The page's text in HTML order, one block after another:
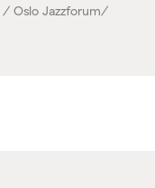
/ Oslo Jazzforum/